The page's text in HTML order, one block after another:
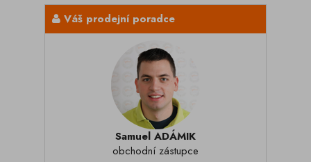
Váš prodejní poradce
Samuel ADÁMIK
obchodní zástupce